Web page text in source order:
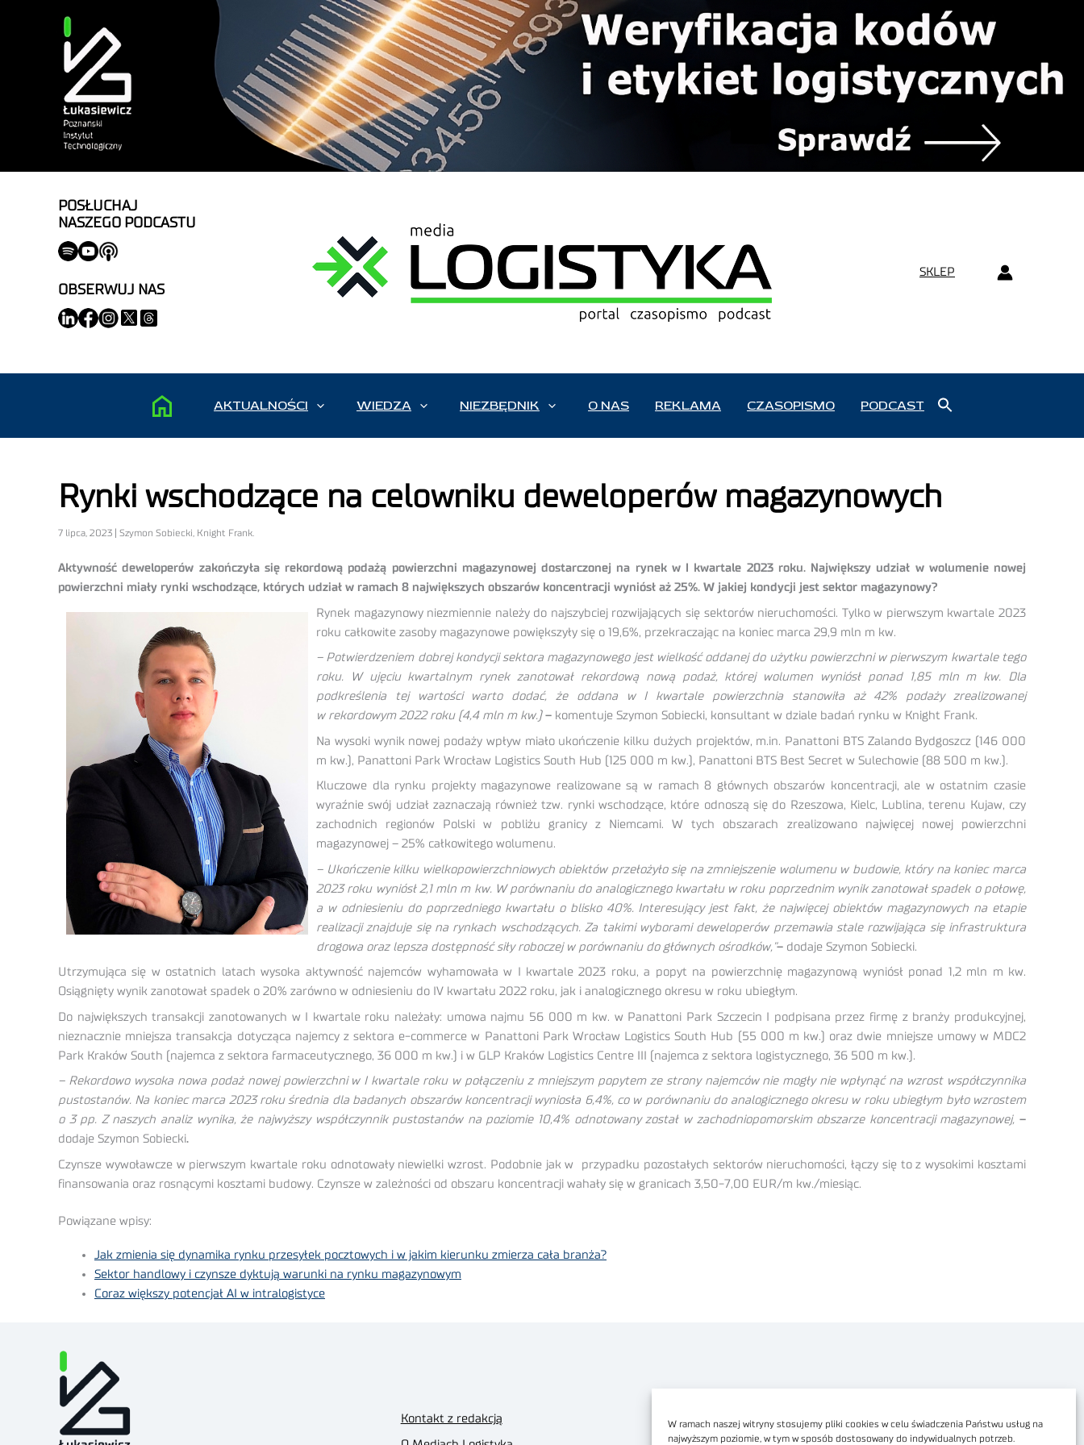
W ramach naszej witryny stosujemy pliki cookies w celu świadczenia Państwu usług na
najwyższym poziomie, w tym w sposób dostosowany do indywidualnych potrzeb.
POSŁUCHAJ
NASZEGO PODCASTU
OBSERWUJ NAS
SKLEP
AKTUALNOŚCI WIEDZA NIEZBĘDNIK O NAS REKLAMA CZASOPISMO PODCAST
Rynki wschodzące na celowniku deweloperów magazynowych
7 lipca, 2023 | Szymon Sobiecki, Knight Frank.
Aktywność deweloperów zakończyła się rekordową podażą powierzchni magazynowej dostarczonej na rynek w I kwartale 2023 roku. Największy udział w wolumenie nowej
powierzchni miały rynki wschodzące, których udział w ramach 8 największych obszarów koncentracji wyniósł aż 25%. W jakiej kondycji jest sektor magazynowy?
Rynek magazynowy niezmiennie należy do najszybciej rozwijających się sektorów nieruchomości. Tylko w pierwszym kwartale 2023
roku całkowite zasoby magazynowe powiększyły się o 19,6%, przekraczając na koniec marca 29,9 mln m kw.
– Potwierdzeniem dobrej kondycji sektora magazynowego jest wielkość oddanej do użytku powierzchni w pierwszym kwartale tego
roku. W ujęciu kwartalnym rynek zanotował rekordową nową podaż, której wolumen wyniósł ponad 1,85 mln m kw. Dla
podkreślenia tej wartości warto dodać, że oddana w I kwartale powierzchnia stanowiła aż 42% podaży zrealizowanej
w rekordowym 2022 roku (4,4 mln m kw.) – komentuje Szymon Sobiecki, konsultant w dziale badań rynku w Knight Frank.
Na wysoki wynik nowej podaży wpływ miało ukończenie kilku dużych projektów, m.in. Panattoni BTS Zalando Bydgoszcz (146 000
m kw.), Panattoni Park Wrocław Logistics South Hub (125 000 m kw.), Panattoni BTS Best Secret w Sulechowie (88 500 m kw.).
Kluczowe dla rynku projekty magazynowe realizowane są w ramach 8 głównych obszarów koncentracji, ale w ostatnim czasie
wyraźnie swój udział zaznaczają również tzw. rynki wschodzące, które odnoszą się do Rzeszowa, Kielc, Lublina, terenu Kujaw, czy
zachodnich regionów Polski w pobliżu granicy z Niemcami. W tych obszarach zrealizowano najwięcej nowej powierzchni
magazynowej – 25% całkowitego wolumenu.
– Ukończenie kilku wielkopowierzchniowych obiektów przełożyło się na zmniejszenie wolumenu w budowie, który na koniec marca
2023 roku wyniósł 2,1 mln m kw. W porównaniu do analogicznego kwartału w roku poprzednim wynik zanotował spadek o połowę,
a w odniesieniu do poprzedniego kwartału o blisko 40%. Interesujący jest fakt, że najwięcej obiektów magazynowych na etapie
realizacji znajduje się na rynkach wschodzących. Za takimi wyborami deweloperów przemawia stale rozwijająca się infrastruktura
drogowa oraz lepsza dostępność siły roboczej w porównaniu do głównych ośrodków,”– dodaje Szymon Sobiecki.
Utrzymująca się w ostatnich latach wysoka aktywność najemców wyhamowała w I kwartale 2023 roku, a popyt na powierzchnię magazynową wyniósł ponad 1,2 mln m kw.
Osiągnięty wynik zanotował spadek o 20% zarówno w odniesieniu do IV kwartału 2022 roku, jak i analogicznego okresu w roku ubiegłym.
Do największych transakcji zanotowanych w I kwartale roku należały: umowa najmu 56 000 m kw. w Panattoni Park Szczecin I podpisana przez firmę z branży produkcyjnej,
nieznacznie mniejsza transakcja dotycząca najemcy z sektora e-commerce w Panattoni Park Wrocław Logistics South Hub (55 000 m kw.) oraz dwie mniejsze umowy w MDC2
Park Kraków South (najemca z sektora farmaceutycznego, 36 000 m kw.) i w GLP Kraków Logistics Centre III (najemca z sektora logistycznego, 36 500 m kw.).
– Rekordowo wysoka nowa podaż nowej powierzchni w I kwartale roku w połączeniu z mniejszym popytem ze strony najemców nie mogły nie wpłynąć na wzrost współczynnika
pustostanów. Na koniec marca 2023 roku średnia dla badanych obszarów koncentracji wyniosła 6,4%, co w porównaniu do analogicznego okresu w roku ubiegłym było wzrostem
o 3 pp. Z naszych analiz wynika, że najwyższy współczynnik pustostanów na poziomie 10,4% odnotowany został w zachodniopomorskim obszarze koncentracji magazynowej, –
dodaje Szymon Sobiecki.
Czynsze wywoławcze w pierwszym kwartale roku odnotowały niewielki wzrost. Podobnie jak w przypadku pozostałych sektorów nieruchomości, łączy się to z wysokimi kosztami
finansowania oraz rosnącymi kosztami budowy. Czynsze w zależności od obszaru koncentracji wahały się w granicach 3,50-7,00 EUR/m kw./miesiąc.
Powiązane wpisy:
Jak zmienia się dynamika rynku przesyłek pocztowych i w jakim kierunku zmierza cała branża?
Sektor handlowy i czynsze dyktują warunki na rynku magazynowym
Coraz większy potencjał AI w intralogistyce
Kontakt z redakcją Dostępność cyfrowa